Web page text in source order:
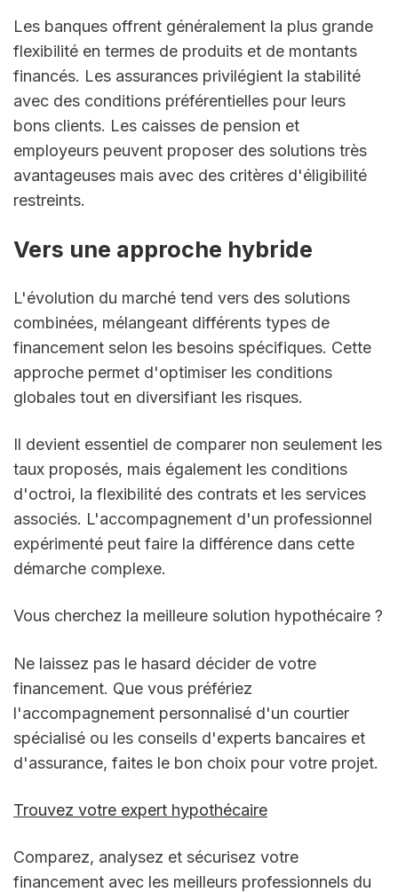
Les banques offrent généralement la plus grande
flexibilité en termes de produits et de montants
financés. Les assurances privilégient la stabilité
avec des conditions préférentielles pour leurs
bons clients. Les caisses de pension et
employeurs peuvent proposer des solutions très
avantageuses mais avec des critères d'éligibilité
restreints.
Vers une approche hybride
L'évolution du marché tend vers des solutions
combinées, mélangeant différents types de
financement selon les besoins spécifiques. Cette
approche permet d'optimiser les conditions
globales tout en diversifiant les risques.
Il devient essentiel de comparer non seulement les
taux proposés, mais également les conditions
d'octroi, la flexibilité des contrats et les services
associés. L'accompagnement d'un professionnel
expérimenté peut faire la différence dans cette
démarche complexe.
Vous cherchez la meilleure solution hypothécaire ?
Ne laissez pas le hasard décider de votre
financement. Que vous préfériez
l'accompagnement personnalisé d'un courtier
spécialisé ou les conseils d'experts bancaires et
d'assurance, faites le bon choix pour votre projet.
Trouvez votre expert hypothécaire
Comparez, analysez et sécurisez votre
financement avec les meilleurs professionnels du